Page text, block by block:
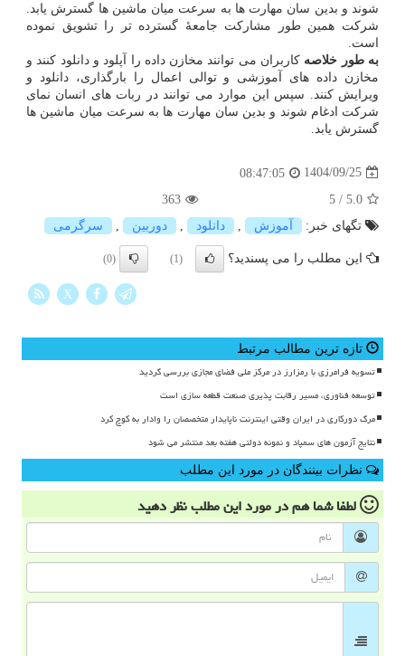
شوند و بدین سان مهارت ها به سرعت میان ماشین ها گسترش یابد.
شرکت همین طور مشارکت جامعهٔ گسترده تر را تشویق نموده
است.
به طور خلاصه کاربران می توانند مخازن داده را آپلود و دانلود کنند و
مخازن داده های آموزشی و توالی اعمال را بارگذاری، دانلود و
ویرایش کنند. سپس این موارد می توانند در ربات های انسان نمای
شرکت ادغام شوند و بدین سان مهارت ها به سرعت میان ماشین ها
گسترش یابد.
1404/09/25
08:47:05
5.0
/
5
363
تگهای خبر:
آموزش دانلود دوربین سرگرمی
این مطلب را می پسندید؟ (1)
(0)
X
تازه ترین مطالب مرتبط
تسویه فرامرزی با رمزارز در مرکز ملی فضای مجازی بررسی گردید
توسعه فناوری، مسیر رقابت پذیری صنعت قطعه سازی است
مرگ دورکاری در ایران وقتی اینترنت ناپایدار متخصصان را وادار به کوچ کرد
نتایج آزمون های سمپاد و نمونه دولتی هفته بعد منتشر می شود
نظرات بینندگان در مورد این مطلب
لطفا شما همدر مورد این مطلبنظر دهید